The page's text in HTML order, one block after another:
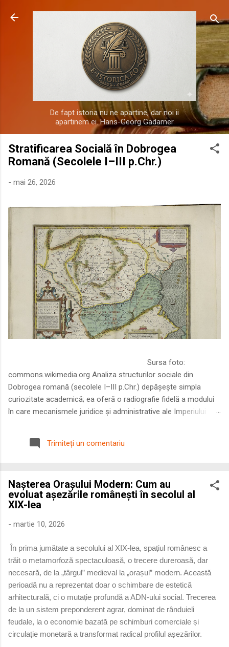
Treceți la conținutul principal
De fapt istoria nu ne apartine, dar noi ii
apartinem ei. Hans-Georg Gadamer
Stratificarea Socială în Dobrogea
Romană (Secolele I–III p.Chr.)
- mai 26, 2026
Sursa foto:
commons.wikimedia.org Analiza structurilor sociale din
Dobrogea romană (secolele I–III p.Chr.) depășește simpla
curiozitate academică; ea oferă o radiografie fidelă a modului
în care mecanismele juridice și administrative ale Imperiului
Într-o epocă în care prosperitatea excepțională a lumii romane
era susținută de o mobilitate socială dinamică și de o libertate
roman – în special a cetățenilor romani ( cives Romani ) în
țesutul urban și rural dobrogean – ne permite să măsurăm cu
precizie profunzimea și ritmul procesului de rom...
Trimiteți un comentariu
Nașterea Orașului Modern: Cum au
evoluat așezările românești în secolul al
XIX-lea
- martie 10, 2026
În prima jumătate a secolului al XIX-lea, spațiul românesc a
trăit o metamorfoză spectaculoasă, o trecere dureroasă, dar
necesară, de la „târgul” medieval la „orașul” modern. Această
perioadă nu a reprezentat doar o schimbare de estetică
arhitecturală, ci o mutație profundă a ADN-ului social. Trecerea
de la un sistem preponderent agrar, dominat de rânduieli
feudale, la o economie bazată pe schimburi comerciale și
circulație monetară a transformat radical profilul așezărilor.